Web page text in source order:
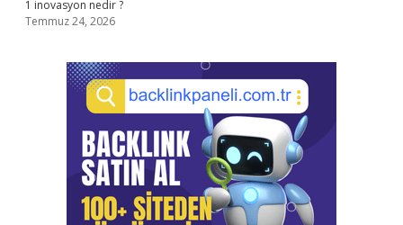
1 inovasyon nedir ?
Temmuz 24, 2026